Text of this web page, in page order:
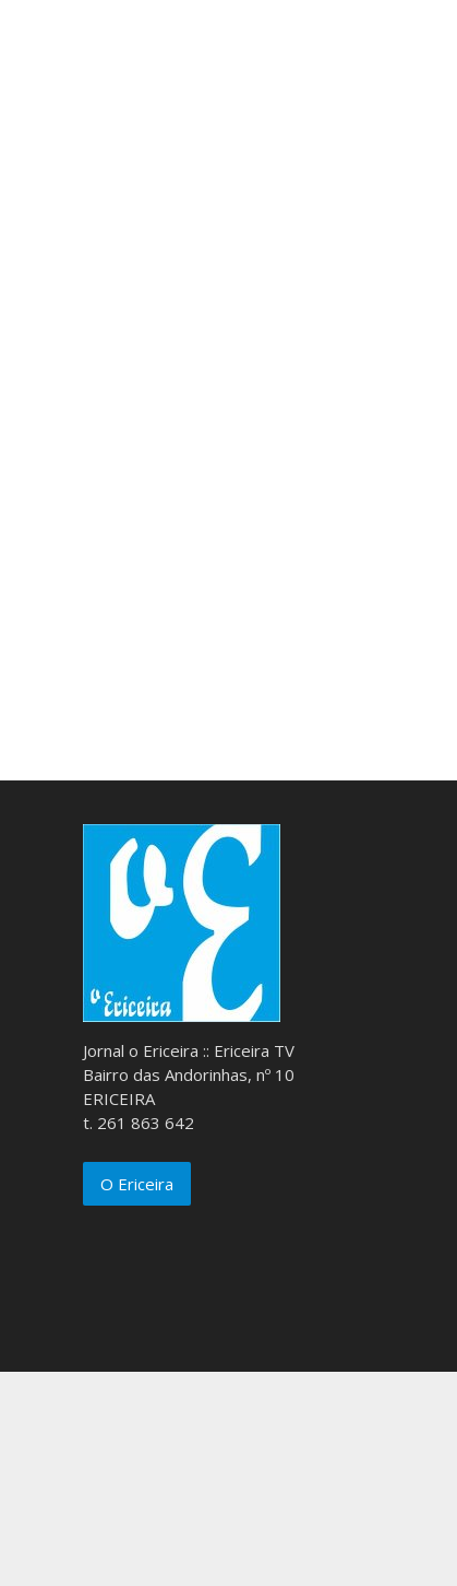
Jornal o Ericeira :: Ericeira TV
Bairro das Andorinhas, nº 10
ERICEIRA
t. 261 863 642
O Ericeira